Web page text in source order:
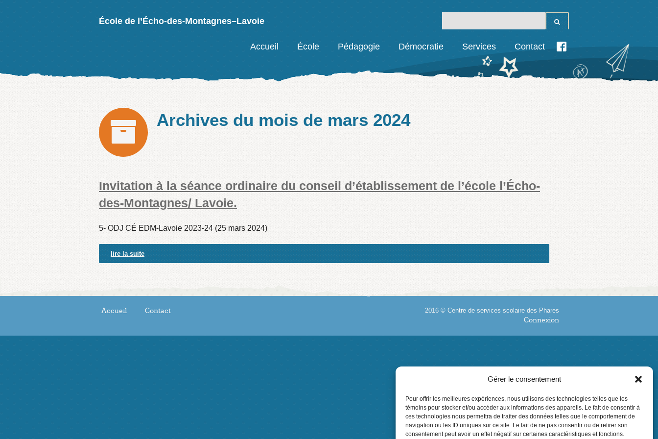
Gérer le consentement
Pour offrir les meilleures expériences, nous utilisons des technologies telles que les
témoins pour stocker et/ou accéder aux informations des appareils. Le fait de consentir à
ces technologies nous permettra de traiter des données telles que le comportement de
navigation ou les ID uniques sur ce site. Le fait de ne pas consentir ou de retirer son
consentement peut avoir un effet négatif sur certaines caractéristiques et fonctions.
École de l’Écho-des-Montagnes–Lavoie
Accueil École Pédagogie Démocratie Services Contact
Facebook
Archives du mois de mars 2024
Invitation à la séance ordinaire du conseil d’établissement de l’école l’Écho-
des-Montagnes/ Lavoie.
5- ODJ CÉ EDM-Lavoie 2023-24 (25 mars 2024)
lire la suite
Accueil Contact 2016 © Centre de services scolaire des Phares
Connexion